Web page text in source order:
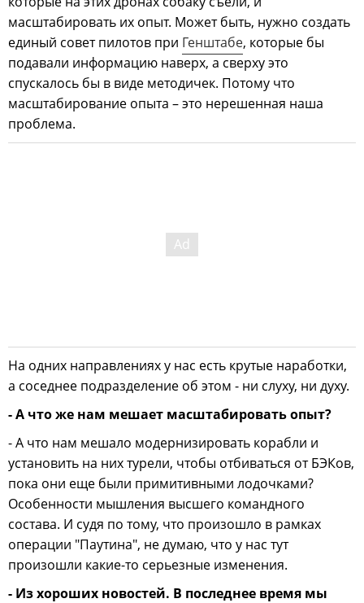
масштабировать их опыт. Может быть, нужно создать
единый совет пилотов при Генштабе, которые бы
подавали информацию наверх, а сверху это
спускалось бы в виде методичек. Потому что
масштабирование опыта – это нерешенная наша
проблема.
На одних направлениях у нас есть крутые наработки,
а соседнее подразделение об этом - ни слуху, ни духу.
- А что же нам мешает масштабировать опыт?
- А что нам мешало модернизировать корабли и
установить на них турели, чтобы отбиваться от БЭКов,
пока они еще были примитивными лодочками?
Особенности мышления высшего командного
состава. И судя по тому, что произошло в рамках
операции "Паутина", не думаю, что у нас тут
произошли какие-то серьезные изменения.
- Из хороших новостей. В последнее время мы